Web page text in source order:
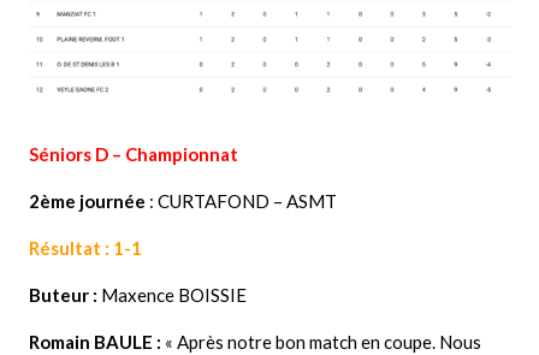
Séniors D – Championnat
2ème journée : CURTAFOND – ASMT
Résultat : 1-1
Buteur : Maxence BOISSIE
Romain BAULE : « Après notre bon match en coupe. Nous